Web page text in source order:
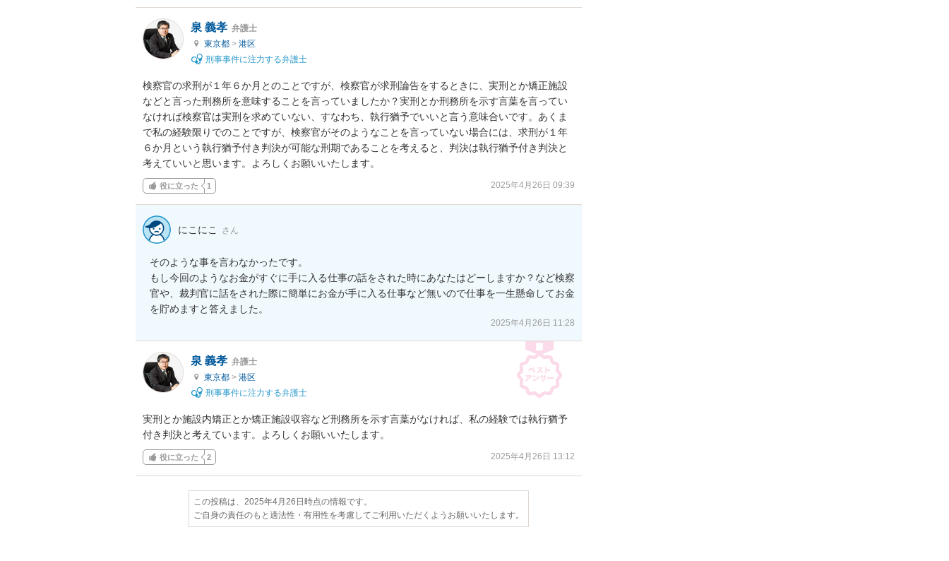
泉 義孝 弁護士
東京都 > 港区
刑事事件に注力する弁護士
検察官の求刑が１年６か月とのことですが、検察官が求刑論告をするときに、実刑とか矯正施設
などと言った刑務所を意味することを言っていましたか？実刑とか刑務所を示す言葉を言ってい
なければ検察官は実刑を求めていない、すなわち、執行猶予でいいと言う意味合いです。あくま
で私の経験限りでのことですが、検察官がそのようなことを言っていない場合には、求刑が１年
６か月という執行猶予付き判決が可能な刑期であることを考えると、判決は執行猶予付き判決と
考えていいと思います。よろしくお願いいたします。
役に立った 1 2025年4月26日 09:39
にこにこ さん
そのような事を言わなかったです。
もし今回のようなお金がすぐに手に入る仕事の話をされた時にあなたはどーしますか？など検察
官や、裁判官に話をされた際に簡単にお金が手に入る仕事など無いので仕事を一生懸命してお金
を貯めますと答えました。
2025年4月26日 11:28
泉 義孝 弁護士
東京都 > 港区
刑事事件に注力する弁護士
実刑とか施設内矯正とか矯正施設収容など刑務所を示す言葉がなければ、私の経験では執行猶予
付き判決と考えています。よろしくお願いいたします。
役に立った 2 2025年4月26日 13:12
この投稿は、2025年4月26日時点の情報です。
ご自身の責任のもと適法性・有用性を考慮してご利用いただくようお願いいたします。